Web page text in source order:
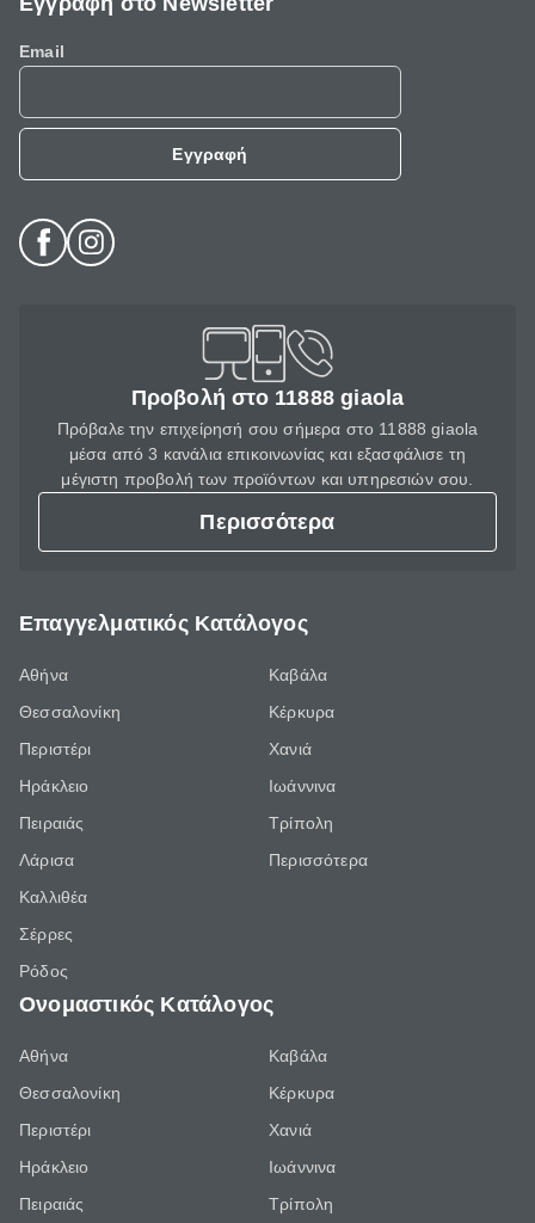
Email
Εγγραφή
Προβολή στο 11888 giaola
Πρόβαλε την επιχείρησή σου σήμερα στο 11888 giaola
μέσα από 3 κανάλια επικοινωνίας και εξασφάλισε τη
μέγιστη προβολή των προϊόντων και υπηρεσιών σου.
Περισσότερα
Επαγγελματικός Κατάλογος
Αθήνα
Θεσσαλονίκη
Περιστέρι
Ηράκλειο
Πειραιάς
Λάρισα
Καλλιθέα
Σέρρες
Ρόδος
Καβάλα
Κέρκυρα
Χανιά
Ιωάννινα
Τρίπολη
Περισσότερα
Ονομαστικός Κατάλογος
Αθήνα
Θεσσαλονίκη
Περιστέρι
Ηράκλειο
Πειραιάς
Καβάλα
Κέρκυρα
Χανιά
Ιωάννινα
Τρίπολη